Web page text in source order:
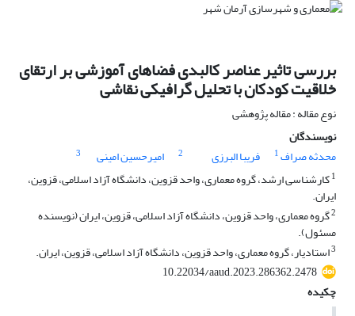
بررسی تاثیر عناصر کالبدی فضاهای آموزشی بر ارتقای
خلاقیت کودکان با تحلیل گرافیکی نقاشی
نوع مقاله : مقاله پژوهشی
نویسندگان
محدثه صراف1 فریبا البرزی 2 امیرحسین امینی
3
1کارشناسی ارشد، گروه معماری، واحد قزوین، دانشگاه آزاد اسلامی‌، قزوین،
ایران.
2گروه معماری، واحد قزوین، دانشگاه آزاد اسلامی‌، قزوین، ایران (نویسنده
مسئول).
3استادیار، گروه معماری، واحد قزوین، دانشگاه آزاد اسلامی‌، قزوین، ایران.
10.22034/aaud.2023.286362.2478
چکیده